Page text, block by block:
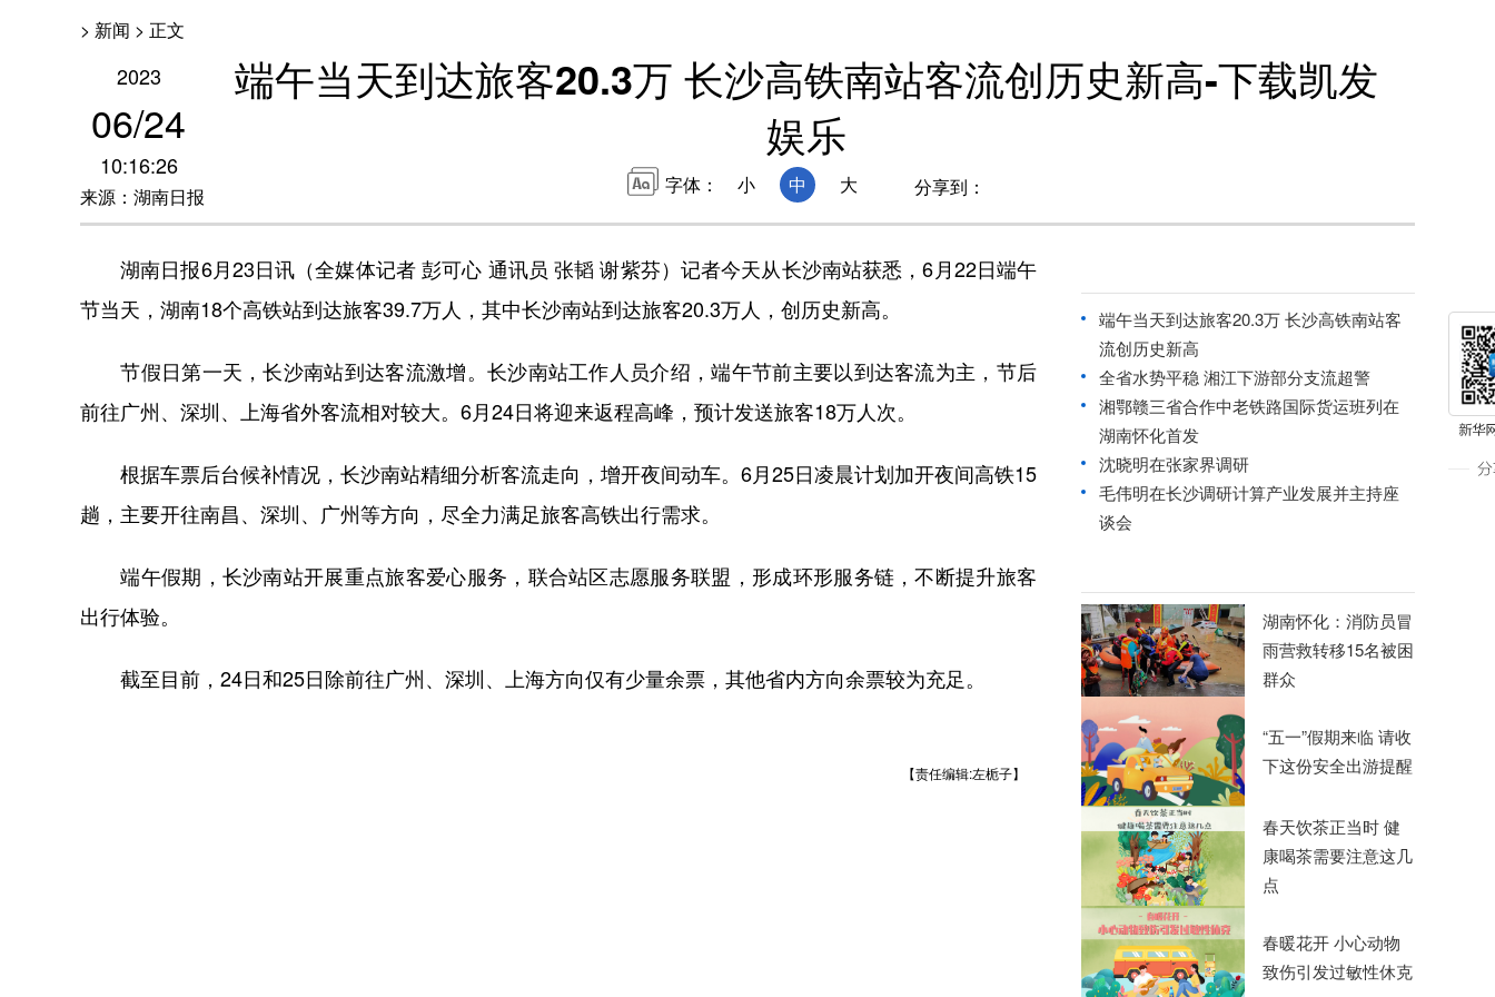
> 新闻 > 正文
2023
06/24
10:16:26
来源：湖南日报
端午当天到达旅客20.3万 长沙高铁南站客流创历史新高-下载凯发
娱乐
字体： 小 中 大 分享到：
湖南日报6月23日讯（全媒体记者 彭可心 通讯员 张韬 谢紫芬）记者今天从长沙南站获悉，6月22日端午
节当天，湖南18个高铁站到达旅客39.7万人，其中长沙南站到达旅客20.3万人，创历史新高。
节假日第一天，长沙南站到达客流激增。长沙南站工作人员介绍，端午节前主要以到达客流为主，节后
前往广州、深圳、上海省外客流相对较大。6月24日将迎来返程高峰，预计发送旅客18万人次。
根据车票后台候补情况，长沙南站精细分析客流走向，增开夜间动车。6月25日凌晨计划加开夜间高铁15
趟，主要开往南昌、深圳、广州等方向，尽全力满足旅客高铁出行需求。
端午假期，长沙南站开展重点旅客爱心服务，联合站区志愿服务联盟，形成环形服务链，不断提升旅客
出行体验。
截至目前，24日和25日除前往广州、深圳、上海方向仅有少量余票，其他省内方向余票较为充足。
【责任编辑:左栀子】
端午当天到达旅客20.3万 长沙高铁南站客
流创历史新高
全省水势平稳 湘江下游部分支流超警
湘鄂赣三省合作中老铁路国际货运班列在
湖南怀化首发
沈晓明在张家界调研
毛伟明在长沙调研计算产业发展并主持座
谈会
湖南怀化：消防员冒
雨营救转移15名被困
群众
“五一”假期来临 请收
下这份安全出游提醒
春天饮茶正当时 健
康喝茶需要注意这几
点
春暖花开 小心动物
致伤引发过敏性休克